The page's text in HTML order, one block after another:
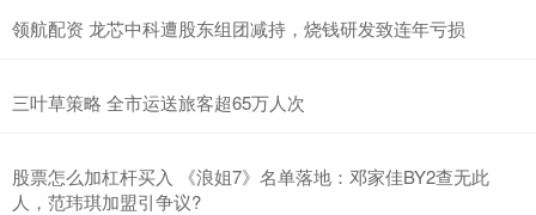
领航配资 龙芯中科遭股东组团减持，烧钱研发致连年亏损
三叶草策略 全市运送旅客超65万人次
股票怎么加杠杆买入 《浪姐7》名单落地：邓家佳BY2查无此
人，范玮琪加盟引争议?